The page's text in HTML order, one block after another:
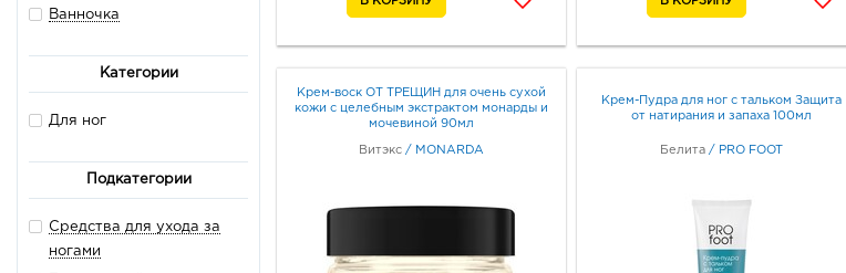
Ванночка
Категории
Для ног
Подкатегории
Средства для ухода за
ногами
Крем-воск ОТ ТРЕЩИН для очень сухой
кожи с целебным экстрактом монарды и
мочевиной 90мл
Витэкс / MONARDA
Крем-Пудра для ног с тальком Защита
от натирания и запаха 100мл
Белита / PRO FOOT